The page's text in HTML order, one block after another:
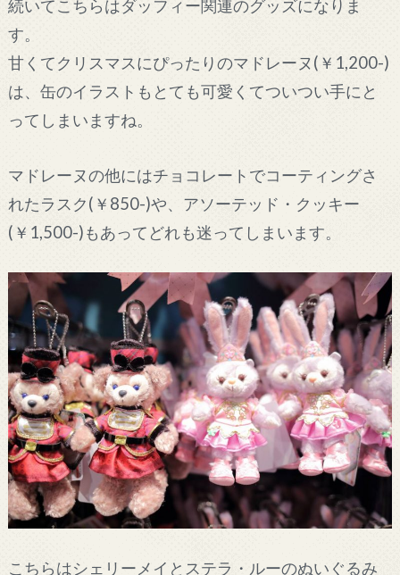
続いてこちらはダッフィー関連のグッズになりま
す。
甘くてクリスマスにぴったりのマドレーヌ(￥1,200-)
は、缶のイラストもとても可愛くてついつい手にと
ってしまいますね。
マドレーヌの他にはチョコレートでコーティングさ
れたラスク(￥850-)や、アソーテッド・クッキー
(￥1,500-)もあってどれも迷ってしまいます。
こちらはシェリーメイとステラ・ルーのぬいぐるみ